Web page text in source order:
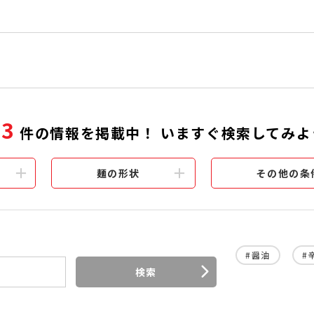
件の情報を掲載中！ いますぐ検索してみよ
麺の形状 その他の条
検索
#醤油 #